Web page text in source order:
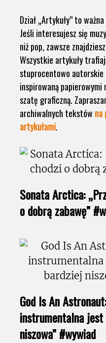
Dział „Artykuły” to
Jeśli interesujesz się
niż pop, zawsze
Wszystkie artykuły
stuprocentowo autorskie
inspirowaną papierowymi
szatę graficzną.
archiwalnych tekstów na
artykułami.
Sonata Arctica:
o dobrą zabawę”
God Is An
instrumentalna jest
niszowa” #wywiad